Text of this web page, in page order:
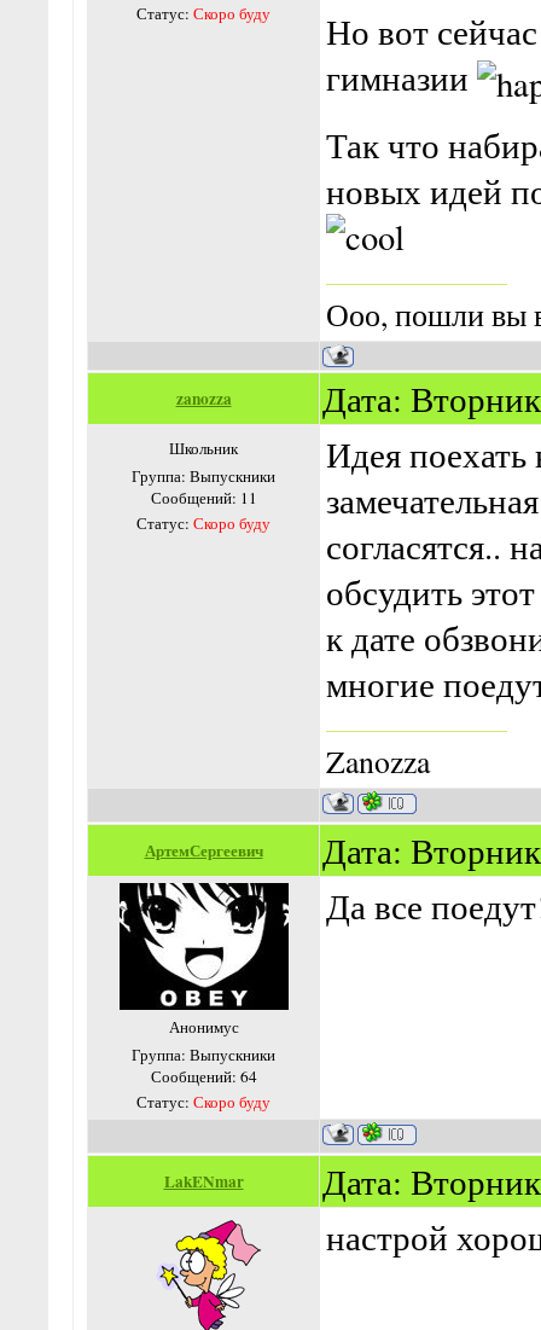
Статус: Скоро буду
Но вот
гимназии
Так что
новых идей
Ооо, пошли вы
zanozza Дата:
Школьник
Группа: Выпускники
Сообщений: 11
Статус: Скоро буду
Идея
согласятся..
обсудить
к дате
многие
Zanozza
АртемСергеевич Дата:
Анонимус
Группа: Выпускники
Сообщений: 64
Статус: Скоро буду
Да все
LakENmar Дата:
настрой